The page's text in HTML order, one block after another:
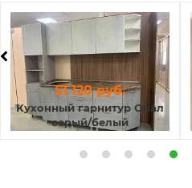
Кухонный гарнитур Опал
серый/белый
51 120 руб.